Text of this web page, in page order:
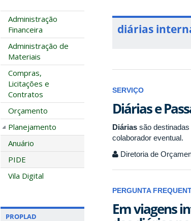
Administração
Financeira
Administração de
Materiais
Compras,
Licitações e
Contratos
Orçamento
Planejamento
Anuário
PIDE
Vila Digital
PROPLAD
diárias
SERVIÇO
Diárias e
Diárias são
colaborador eventual.
Diretoria de
PERGUNTA
Em viagens